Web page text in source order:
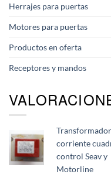
Herrajes para puertas
Motores para puertas
Productos en oferta
Receptores y mandos
corriente
control Seav y
Motorline